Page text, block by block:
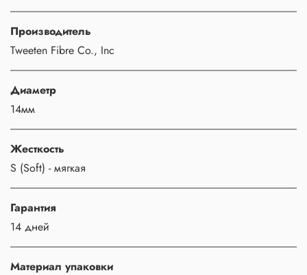
Производитель
Tweeten Fibre Co., Inc
Диаметр
14мм
Жесткость
S (Soft) - мягкая
Гарантия
14 дней
Материал упаковки